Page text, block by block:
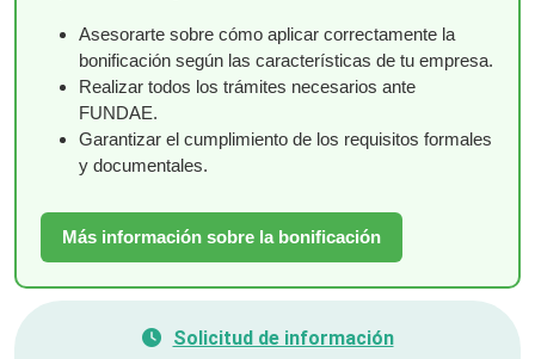
Asesorarte sobre cómo aplicar correctamente la
bonificación según las características de tu empresa.
Realizar todos los trámites necesarios ante
FUNDAE.
Garantizar el cumplimiento de los requisitos formales
y documentales.
Más información sobre la bonificación
Solicitud de información